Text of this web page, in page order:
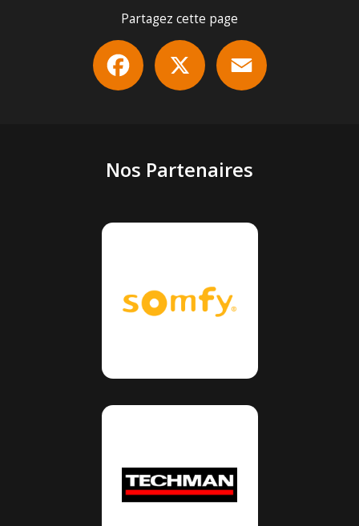
Partagez cette page
Facebook
Nos Partenaires